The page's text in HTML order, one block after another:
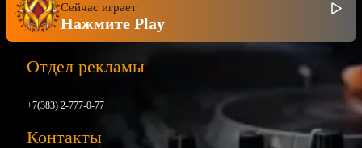
Сейчас играет
Нажмите Play
Отдел рекламы
+7(383) 2-777-0-77
Контакты